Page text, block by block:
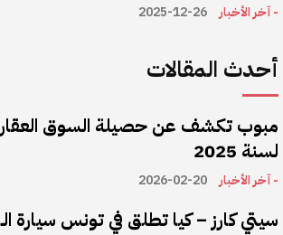
- آخر الأخبار 2025-12-26
أحدث المقالات
مبوب تكشف عن حصيلة السوق
لسنة 2025
- آخر الأخبار 2026-02-20
سيتي كارز – كيا تطلق في تونس سيارة